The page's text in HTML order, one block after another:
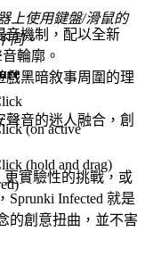
機制，配以全新
輪廓。
戲黑暗敘事周圍的理
聲音的迷人融合，創
更實驗性的挑戰，或
Infected 就是
的創意扭曲，並不害
上使用鍵盤/滑鼠的
同。
(on active
(hold and drag)